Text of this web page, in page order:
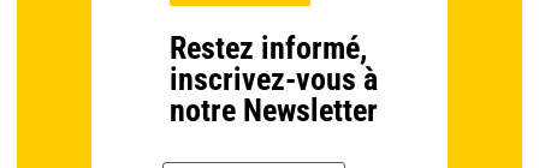
Restez informé,
inscrivez-vous à
notre Newsletter